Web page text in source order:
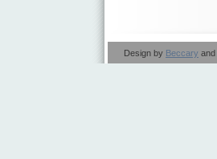
Design by Beccary and